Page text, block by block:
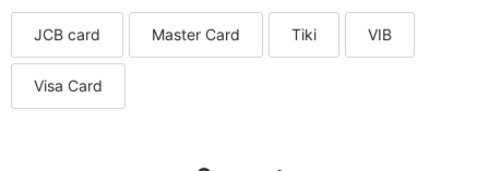
JCB card Master Card Tiki VIB
Visa Card